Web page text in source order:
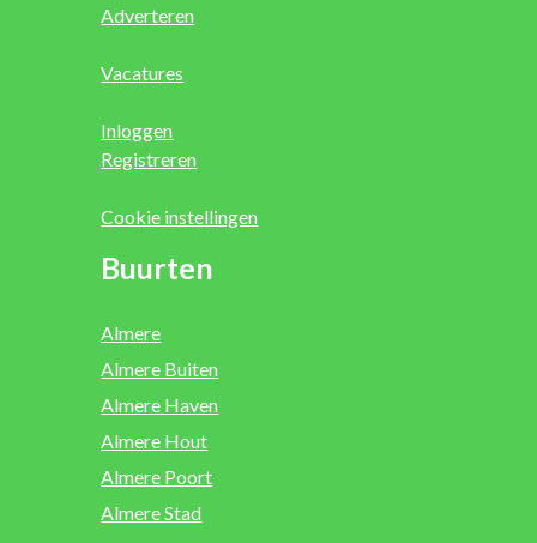
Adverteren
Vacatures
Inloggen
Registreren
Cookie instellingen
Buurten
Almere
Almere Buiten
Almere Haven
Almere Hout
Almere Poort
Almere Stad